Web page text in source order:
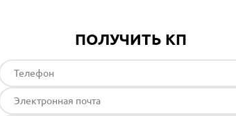
ПОЛУЧИТЬ КП